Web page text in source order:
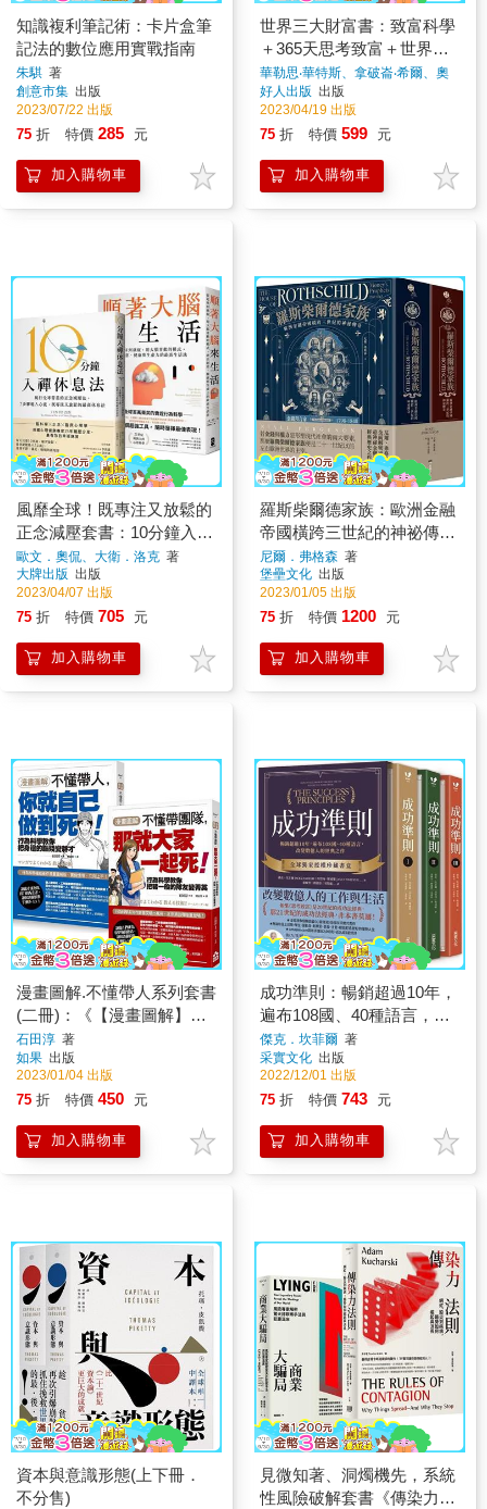
知識複利筆記術：卡片盒筆
記法的數位應用實戰指南
朱騏 著
創意市集 出版
2023/07/22 出版
75 折 特價 285 元
加入購物車
世界三大財富書：致富科學
＋365天思考致富＋世界最
偉大的推銷員(共三冊)
華勒思‧華特斯、拿破崙‧希爾、奧
格‧曼迪諾 著
好人出版 出版
2023/04/19 出版
75 折 特價 599 元
加入購物車
風靡全球！既專注又放鬆的
正念減壓套書：10分鐘入禪
休息法＋順著大腦來生活
歐文．奧侃、大衛．洛克 著
大牌出版 出版
2023/04/07 出版
75 折 特價 705 元
加入購物車
羅斯柴爾德家族：歐洲金融
帝國橫跨三世紀的神祕傳奇
(兩冊不分售)
尼爾．弗格森 著
堡壘文化 出版
2023/01/05 出版
75 折 特價 1200 元
加入購物車
漫畫圖解.不懂帶人系列套書
(二冊)：《【漫畫圖解】不
懂帶人，你就自己做到
死！》、《【漫畫圖解】不
懂帶團隊，那就大家一起
死！》
石田淳 著
如果 出版
2023/01/04 出版
75 折 特價 450 元
加入購物車
成功準則：暢銷超過10年，
遍布108國、40種語言，改
變數億人的經典之作【全球
獨家授權珍藏書盒．共三
冊】
傑克．坎菲爾 著
采實文化 出版
2022/12/01 出版
75 折 特價 743 元
加入購物車
資本與意識形態(上下冊．
不分售)
見微知著、洞燭機先，系統
性風險破解套書《傳染力法